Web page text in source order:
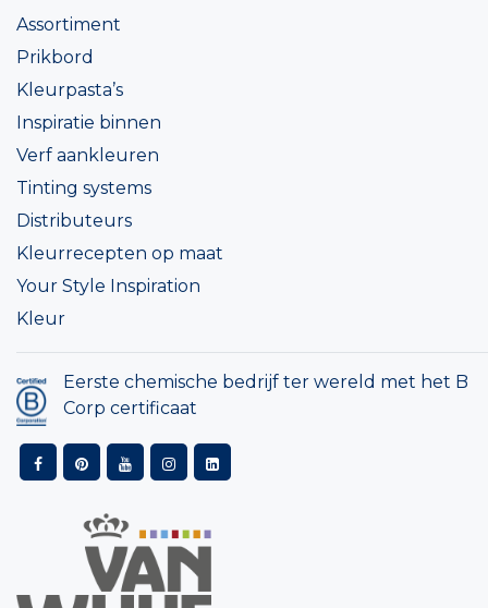
Assortiment
Prikbord
Kleurpasta’s
Inspiratie binnen
Verf aankleuren
Tinting systems
Distributeurs
Kleurrecepten op maat
Your Style Inspiration
Kleur
Eerste chemische bedrijf ter wereld met het B
Corp certificaat